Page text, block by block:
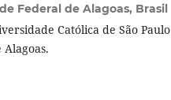
Federal de Alagoas, Brasil
Católica de São Paulo